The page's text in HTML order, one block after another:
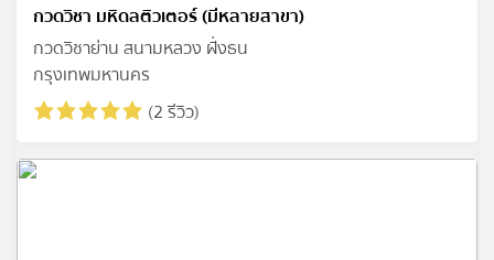
กวดวิชา มหิดลติวเตอร์‎ (มีหลายสาขา)
กวดวิชาย่าน สนามหลวง ฝั่งธน
กรุงเทพมหานคร
(2 รีวิว)